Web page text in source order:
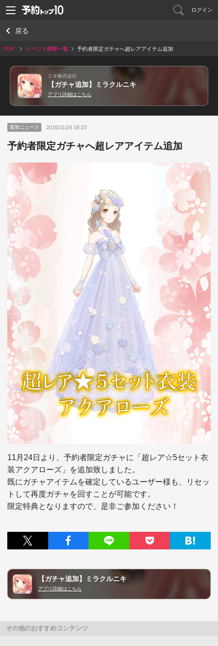
ログイン
戻る
TOP イベント情報一覧 予約者限定ガチャへ超レアアイテム追加
ニキ株式会社
【ガチャ追加】ミラクルニキ
アプリ詳細はこちら
最新ニュース 2016/11/24 18:23
予約者限定ガチャへ超レアアイテム追加
11月24日より、予約者限定ガチャに「超レア☆5セット衣
装アクアローズ」を追加致しました。
既にガチャアイテムを確定しているユーザー様も、リセッ
トして再度ガチャを回すことが可能です。
【ガチャ追加】ミラクルニキ
アプリ詳細はこちら
その他のおすすめコンテンツ